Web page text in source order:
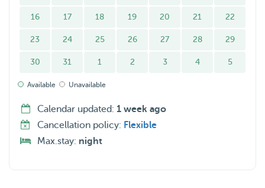
16 17 18 19 20 21 22
23 24 25 26 27 28 29
30 31 1 2 3 4 5
Available Unavailable
Calendar updated: 1 week ago
Cancellation policy: Flexible
Max.stay: night